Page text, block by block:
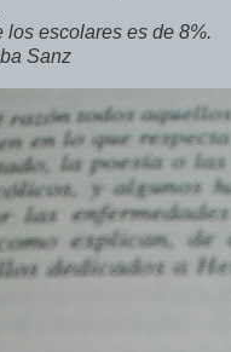
los escolares es de 8%.
Sanz